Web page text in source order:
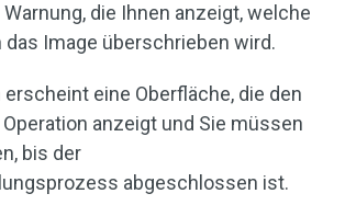
die Ihnen anzeigt, welche
das Image überschrieben wird.
erscheint eine Oberfläche, die den
anzeigt und Sie müssen
bis der
abgeschlossen ist.